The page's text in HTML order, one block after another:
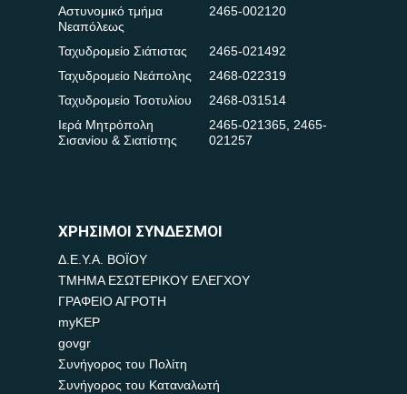
Αστυνομικό τμήμα
Νεαπόλεως
2465-002120
Ταχυδρομείο Σιάτιστας
2465-021492
Ταχυδρομείο Νεάπολης
2468-022319
Ταχυδρομείο Τσοτυλίου
2468-031514
Ιερά Μητρόπολη
Σισανίου & Σιατίστης
2465-021365, 2465-
021257
ΧΡΗΣΙΜΟΙ ΣΥΝΔΕΣΜΟΙ
Δ.Ε.Υ.Α. ΒΟΪΟΥ
ΤΜΗΜΑ ΕΣΩΤΕΡΙΚΟΥ ΕΛΕΓΧΟΥ
ΓΡΑΦΕΙΟ ΑΓΡΟΤΗ
myKEP
govgr
Συνήγορος του Πολίτη
Συνήγορος του Καταναλωτή